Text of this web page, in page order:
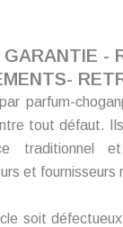
-
parfum-
tout défaut.
traditionnel
et fournisseurs
soit